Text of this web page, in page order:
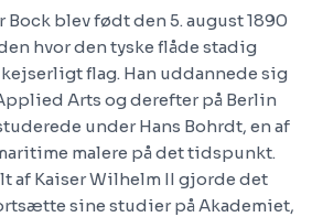
blev født den 5. august 1890
hvor den tyske flåde stadig
flag. Han uddannede sig
Arts og derefter på Berlin
under Hans Bohrdt, en af
malere på det tidspunkt.
af Kaiser Wilhelm II gjorde det
sine studier på Akademiet,